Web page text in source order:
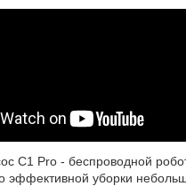
C1 Pro - беспроводной
эффективной уборки